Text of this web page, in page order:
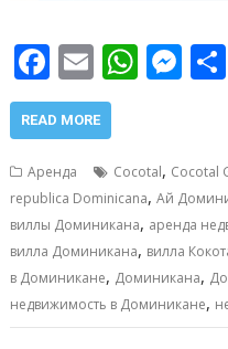
F
ac
e
b
o
o
k
E
m
ai
l
W
s
A
p
p
M
e
n
g
er
READ MORE
Аренда Cocotal, Cocotal
republica Dominicana,Ай
виллы Доминикана, аренда
вилла Доминикана, вилла
в Доминикане, Доминикана,
недвижимость в Доминикане,